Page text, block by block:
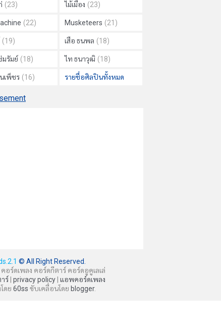
(23) ไม้เมือง (23)
(22) Musketeers (21)
(19) เสือ ธนพล (18)
มรัมย์ (18) ไท ธนาวุฒิ (18)
เพ็ชร (16) รายชื่อศิลปินทั้งหมด
© All Right Reserved.
คอร์ดเพลง คอร์ดกีตาร์ คอร์ดอูคูเลเล่
ร์ privacy policy แอพคอร์ดเพลง
ดย 60ss ขับเคลื่อนโดย blogger.